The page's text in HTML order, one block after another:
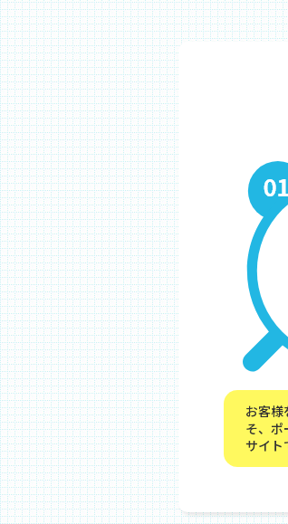
お客様
そ、ポ
サイト